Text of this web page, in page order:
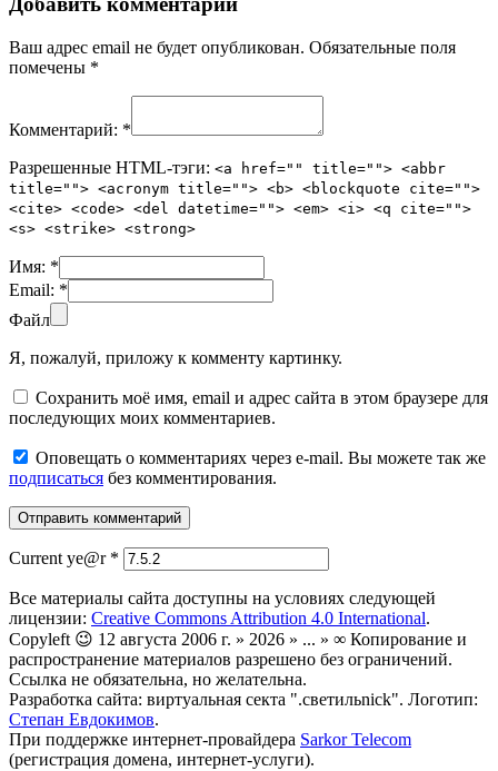
Ваш адрес email не будет опубликован. Обязательные поля
помечены *
Комментарий: *
Разрешенные HTML-тэги: <a href="" title=""> <abbr
title=""> <acronym title=""> <b> <blockquote cite="">
<cite> <code> <del datetime=""> <em> <i> <q cite="">
<s> <strike> <strong>
Имя: *
Email: *
Файл
Я, пожалуй, приложу к комменту картинку.
Сохранить моё имя, email и адрес сайта в этом браузере для
последующих моих комментариев.
Оповещать о комментариях через e-mail. Вы можете так же
подписаться без комментирования.
Current ye@r *
Все материалы сайта доступны на условиях следующей
лицензии: Creative Commons Attribution 4.0 International.
Copyleft 😉 12 августа 2006 г. » 2026 » ... » ∞ Копирование и
распространение материалов разрешено без ограничений.
Ссылка не обязательна, но желательна.
Разработка сайта: виртуальная секта ".светильnick". Логотип:
Степан Евдокимов.
При поддержке интернет-провайдера Sarkor Telecom
(регистрация домена, интернет-услуги).